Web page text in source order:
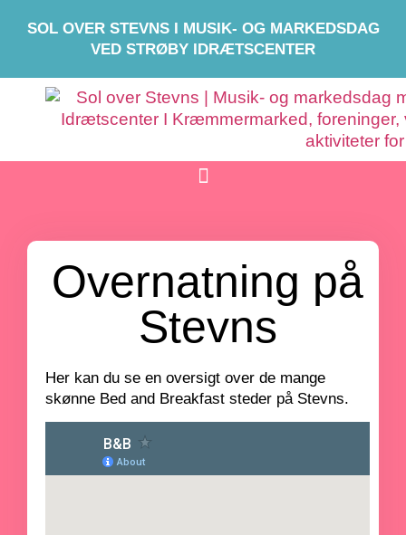
SOL OVER STEVNS I MUSIK- OG MARKEDSDAG
VED STRØBY IDRÆTSCENTER
Overnatning på
Stevns
Her kan du se en oversigt over de mange
skønne Bed and Breakfast steder på Stevns.